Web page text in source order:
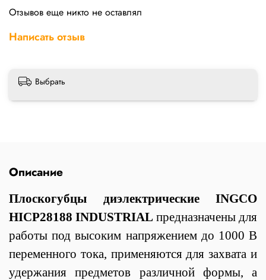
Отзывов еще никто не оставлял
Написать отзыв
Выбрать
Описание
Плоскогубцы диэлектрические INGCO
HICP28188 INDUSTRIAL предназначены для
работы под высоким напряжением до 1000 В
переменного тока, применяются для захвата и
удержания предметов различной формы, а